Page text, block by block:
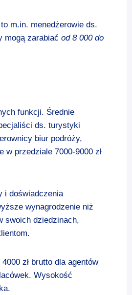
m.in. menedżerowie ds.
mogą zarabiać od 8 000 do
funkcji. Średnie
ds. turystyki
biur podróży,
w przedziale 7000-9000 zł
i doświadczenia
wynagrodzenie niż
swoich dziedzinach,
zł brutto dla agentów
Wysokość